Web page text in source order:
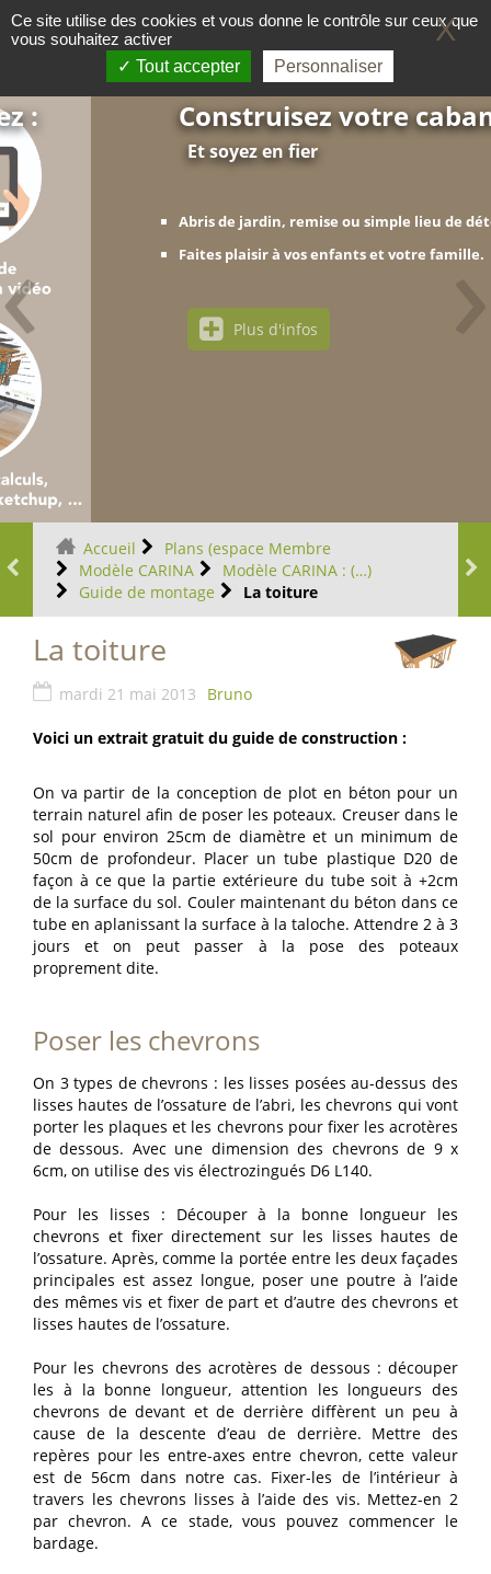
Construisez votre cabane
Et soyez en fier
Abris de jardin, remise ou simple lieu de détente.
Faites plaisir à vos enfants et votre famille.
‹ ›
Accueil
Plans (espace Membre
Modèle CARINA
Modèle CARINA : (…)
Guide de montage
La toiture
La toiture
mardi 21 mai 2013 Bruno
Voici un extrait gratuit du guide de construction :
On va partir de la conception de plot en béton pour un
terrain naturel afin de poser les poteaux. Creuser dans le
sol pour environ 25cm de diamètre et un minimum de
50cm de profondeur. Placer un tube plastique D20 de
façon à ce que la partie extérieure du tube soit à +2cm
de la surface du sol. Couler maintenant du béton dans ce
tube en aplanissant la surface à la taloche. Attendre 2 à 3
jours et on peut passer à la pose des poteaux
proprement dite.
Poser les chevrons
On 3 types de chevrons : les lisses posées au-dessus des
lisses hautes de l’ossature de l’abri, les chevrons qui vont
porter les plaques et les chevrons pour fixer les acrotères
de dessous. Avec une dimension des chevrons de 9 x
6cm, on utilise des vis électrozingués D6 L140.
Pour les lisses : Découper à la bonne longueur les
chevrons et fixer directement sur les lisses hautes de
l’ossature. Après, comme la portée entre les deux façades
principales est assez longue, poser une poutre à l’aide
des mêmes vis et fixer de part et d’autre des chevrons et
lisses hautes de l’ossature.
Pour les chevrons des acrotères de dessous : découper
les à la bonne longueur, attention les longueurs des
chevrons de devant et de derrière diffèrent un peu à
cause de la descente d’eau de derrière. Mettre des
repères pour les entre-axes entre chevron, cette valeur
est de 56cm dans notre cas. Fixer-les de l’intérieur à
travers les chevrons lisses à l’aide des vis. Mettez-en 2
par chevron. A ce stade, vous pouvez commencer le
bardage.
Panneau de gestion des cookies
Ce site utilise des cookies et vous donne le contrôle sur ceux que
vous souhaitez activer
Tout accepter
Personnaliser
X